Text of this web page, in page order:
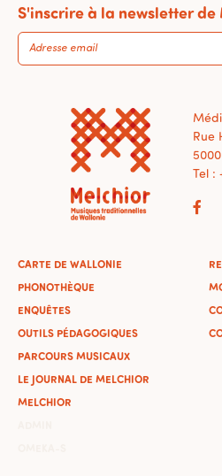
S'inscrire à la newsletter
Rue
Tel :
CARTE DE WALLONIE
PHONOTHÈQUE
ENQUÊTES
OUTILS PÉDAGOGIQUES
PARCOURS MUSICAUX
LE JOURNAL DE MELCHIOR
MELCHIOR